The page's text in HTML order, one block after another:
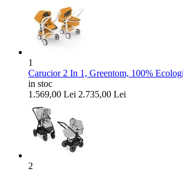
1
Carucior 2 In 1, Greentom, 100%
in stoc
1.569,00 Lei 2.735,00 Lei
2